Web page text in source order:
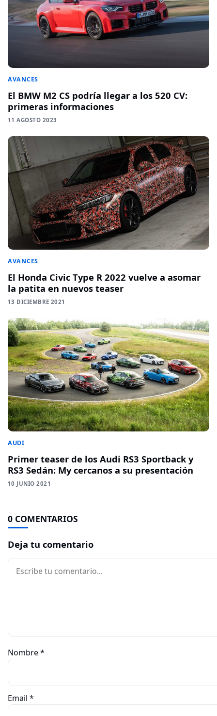
AVANCES
El BMW M2 CS podría llegar a los 520 CV:
primeras informaciones
11 AGOSTO 2023
AVANCES
El Honda Civic Type R 2022 vuelve a asomar
la patita en nuevos teaser
13 DICIEMBRE 2021
AUDI
Primer teaser de los Audi RS3 Sportback y
RS3 Sedán: My cercanos a su presentación
10 JUNIO 2021
0 COMENTARIOS
Deja tu comentario
Comentario
Nombre*
Email *